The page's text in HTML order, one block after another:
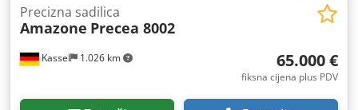
Kassel 1.026 km
Precizna sadilica
Amazone Precea 8002
65.000 €
fiksna cijena plus PDV